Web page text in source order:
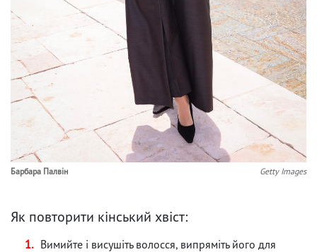
Барбара Палвін Getty Images
Як повторити кінський хвіст:
Вимийте і висушіть волосся, випряміть його для